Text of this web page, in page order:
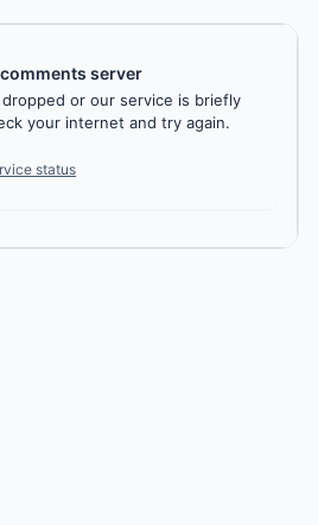
server
or our service is briefly
your internet and try again.
status